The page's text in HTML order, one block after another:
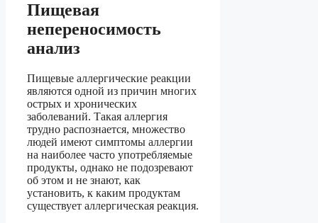
Пищевая
непереносимость
анализ
Пищевые аллергические реакции
являются одной из причин многих
острых и хронических
заболеваний. Такая аллергия
трудно распознается, множество
людей имеют симптомы аллергии
на наиболее часто употребляемые
продукты, однако не подозревают
об этом и не знают, как
установить, к каким продуктам
существует аллергическая реакция.